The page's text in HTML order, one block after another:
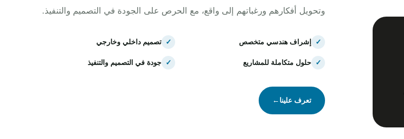
وتحويل أفكارهم ورغباتهم إلى واقع، مع الحرص على الجودة في التصميم والتنفيذ.
✓ إشراف هندسي متخصص ✓ تصميم داخلي وخارجي
✓ حلول متكاملة للمشاريع ✓ جودة في التصميم والتنفيذ
تعرف علينا←